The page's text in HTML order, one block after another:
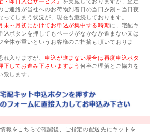
ご連絡が当社へのお荷物到着日の当日夕刻～当日夜
ってしまう状況が、現在も継続しております。
末～月初にかけてお申込が集中する時期に、宅配キ
込ボタンを押してもページがなかなか進まない又は
全体が重いというお客様のご指摘も頂いておりま
れ入りますが、 申込が進まない場合は再度申込ボタ
下してお進み下さいますよう 何卒ご理解とご協力を
致します。
報をこちらで確認後、ご指定の配送先にキットを